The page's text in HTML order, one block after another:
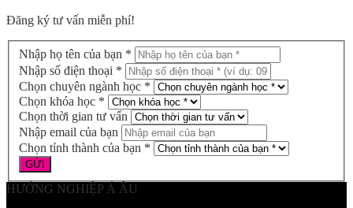
Đăng ký tư vấn miễn phí!
Nhập họ tên của bạn *
Nhập số điện thoại *
Chọn chuyên ngành học *
Chọn khóa học *
Chọn thời gian tư vấn
Nhập email của bạn
Chọn tỉnh thành của bạn *
HƯỚNG NGHIỆP Á ÂU